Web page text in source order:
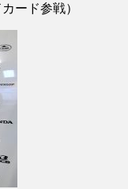
ード参戦）